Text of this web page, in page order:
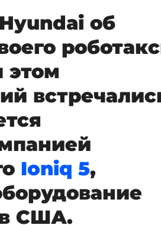
об
этом
Ioniq 5,
в США.